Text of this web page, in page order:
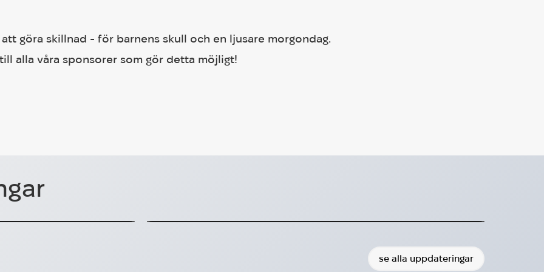
göra skillnad - för barnens skull och en ljusare morgondag.
alla våra sponsorer som gör detta möjligt!
kvinnor
se alla uppdateringar